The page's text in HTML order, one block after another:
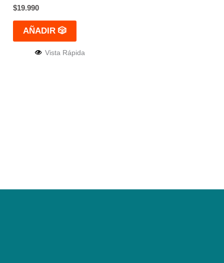
$19.990
AÑADIR 🎲
Vista Rápida